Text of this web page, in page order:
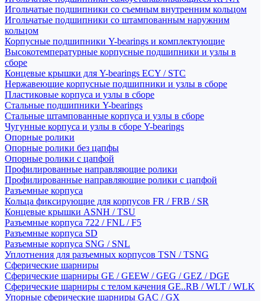
Игольчатые подшипники со съемным внутренним кольцом
Игольчатые подшипники со штампованным наружним
кольцом
Корпусные подшипники Y-bearings и комплектующие
Высокотемпературные корпусные подшипники и узлы в
сборе
Концевые крышки для Y-bearings ECY / STC
Нержавеющие корпусные подшипники и узлы в сборе
Пластиковые корпуса и узлы в сборе
Стальные подшипники Y-bearings
Стальные штампованные корпуса и узлы в сборе
Чугунные корпуса и узлы в сборе Y-bearings
Опорные ролики
Опорные ролики без цапфы
Опорные ролики с цапфой
Профилированные направляющие ролики
Профилированные направляющие ролики с цапфой
Разъемные корпуса
Кольца фиксирующие для корпусов FR / FRB / SR
Концевые крышки ASNH / TSU
Разъемные корпуса 722 / FNL / F5
Разъемные корпуса SD
Разъемные корпуса SNG / SNL
Уплотнения для разъемных корпусов TSN / TSNG
Сферические шарниры
Сферические шарниры GE / GEEW / GEG / GEZ / DGE
Сферические шарниры с телом качения GE..RB / WLT / WLK
Упорные сферические шарниры GAC / GX